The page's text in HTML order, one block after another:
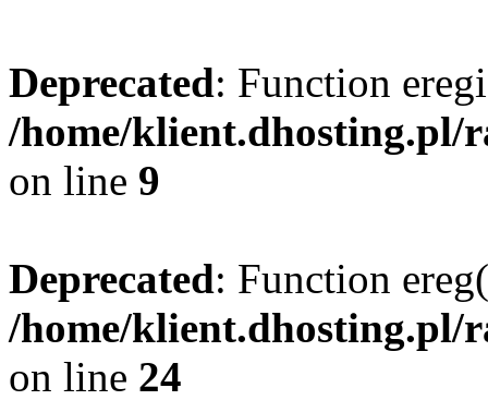
Deprecated: Function
/home/klient.dhosting.pl/
on line 9
Deprecated: Function
/home/klient.dhosting.pl/
on line 24